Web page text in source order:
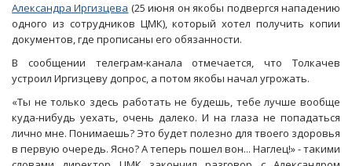
Александра Иргизцева (25 июня он якобы подвергся нападению
одного из сотрудников ЦМК), который хотел получить копии
документов, где прописаны его обязанности.
В сообщении телеграм-канала отмечается, что Толкачев
устроил Иргизцеву допрос, а потом якобы начал угрожать.
«Ты не только здесь работать не будешь, тебе лучше вообще
куда-нибудь уехать, очень далеко. И на глаза не попадаться
лично мне. Понимаешь? Это будет полезно для твоего здоровья
в первую очередь. Ясно? А теперь пошел вон... Наглец!» - такими